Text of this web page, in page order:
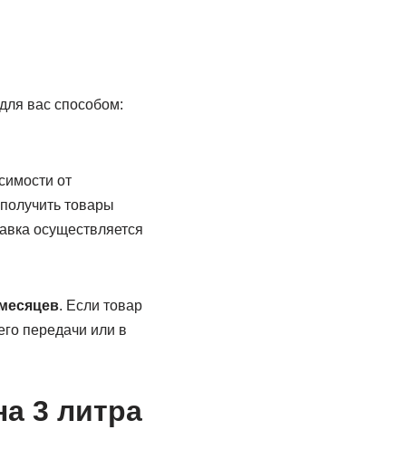
вас способом:
от
товары
осуществляется
. Если товар
передачи или в
3 литра